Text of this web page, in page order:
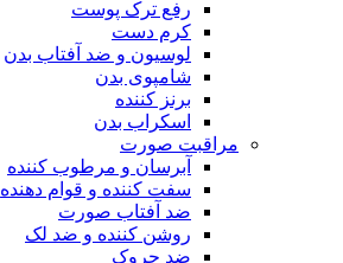
رفع ترک پوست
کرم دست
لوسیون و ضد آفتاب بدن
شامپوی بدن
برنز کننده
اسکراب بدن
مراقبت صورت
آبرسان و مرطوب کننده
سفت کننده و قوام دهنده
ضد آفتاب صورت
روشن کننده و ضد لک
ضد چروک